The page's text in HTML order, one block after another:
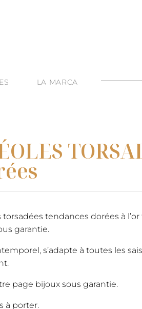
LA MARCA
torsadées tendances dorées à
garantie.
s’adapte à toutes les
page bijoux sous garantie.
à porter.